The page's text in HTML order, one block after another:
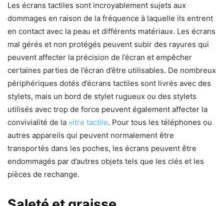
Les écrans tactiles sont incroyablement sujets aux
dommages en raison de la fréquence à laquelle ils entrent
en contact avec la peau et différents matériaux. Les écrans
mal gérés et non protégés peuvent subir des rayures qui
peuvent affecter la précision de l’écran et empêcher
certaines parties de l’écran d’être utilisables. De nombreux
périphériques dotés d’écrans tactiles sont livrés avec des
stylets, mais un bord de stylet rugueux ou des stylets
utilisés avec trop de force peuvent également affecter la
convivialité de la vitre tactile. Pour tous les téléphones ou
autres appareils qui peuvent normalement être
transportés dans les poches, les écrans peuvent être
endommagés par d’autres objets tels que les clés et les
pièces de rechange.